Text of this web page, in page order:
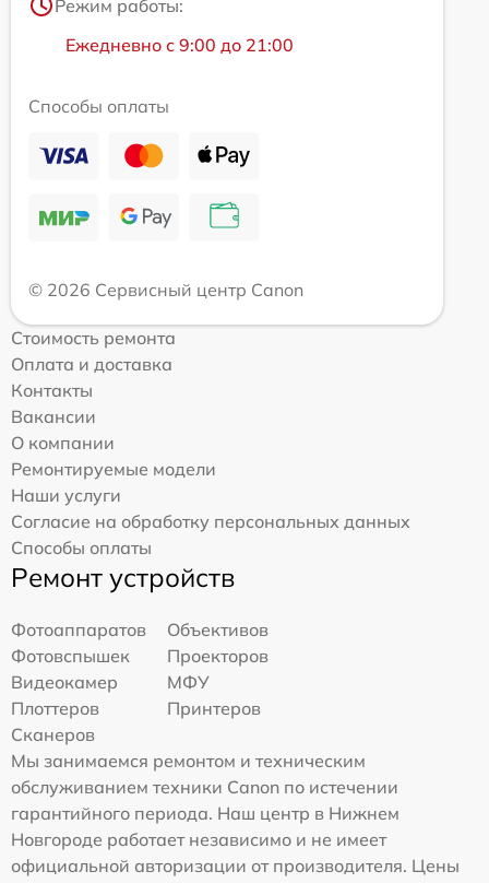
Режим работы:
Ежедневно с 9:00 до 21:00
Способы оплаты
© 2026 Сервисный центр Canon
Стоимость ремонта
Оплата и доставка
Контакты
Вакансии
О компании
Ремонтируемые модели
Наши услуги
Согласие на обработку персональных данных
Способы оплаты
Ремонт устройств
Фотоаппаратов
Объективов
Фотовспышек
Проекторов
Видеокамер
МФУ
Плоттеров
Принтеров
Сканеров
Мы занимаемся ремонтом и техническим
обслуживанием техники Canon по истечении
гарантийного периода. Наш центр в Нижнем
Новгороде работает независимо и не имеет
официальной авторизации от производителя. Цены